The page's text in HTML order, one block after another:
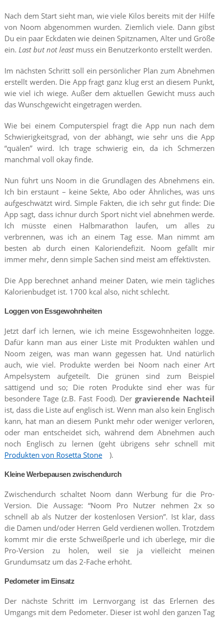
Nach dem Start sieht man, wie viele Kilos bereits mit der Hilfe
von Noom abgenommen wurden. Ziemlich viele. Dann gibst
Du ein paar Eckdaten wie deinen Spitznamen, Alter und Größe
ein. Last but not leastmuss ein Benutzerkonto erstellt werden.
Im nächsten Schritt soll ein persönlicher Plan zum Abnehmen
erstellt werden. Die App fragt ganz klug erst an diesem Punkt,
wie viel ich wiege. Außer dem aktuellen Gewicht muss auch
das Wunschgewicht eingetragen werden.
Wie bei einem Computerspiel fragt die App nun nach dem
Schwierigkeitsgrad, von der abhängt, wie sehr uns die App
“quälen” wird. Ich trage schwierig ein, da ich Schmerzen
manchmal voll okay finde.
Nun führt uns Noom in die Grundlagen des Abnehmens ein.
Ich bin erstaunt – keine Sekte, Abo oder Ähnliches, was uns
aufgeschwätzt wird. Simple Fakten, die ich sehr gut finde: Die
App sagt, dass ichnur durch Sport nicht viel abnehmen werde.
Ich müsste einen Halbmarathon laufen, um alles zu
verbrennen, was ich an einem Tag esse. Man nimmt am
besten ab durch einen Kaloriendefizit. Noom gefällt mir
immer mehr, denn simple Sachen sind meist am effektivsten.
Die App berechnet anhand meiner Daten, wie mein tägliches
Kalorienbudget ist. 1700 kcal also, nicht schlecht.
Loggen von Essgewohnheiten
Jetzt darf ich lernen, wie ich meine Essgewohnheiten logge.
Dafür kann man aus einer Liste mit Produkten wählen und
Noom zeigen, was man wann gegessen hat. Und natürlich
auch, wie viel. Produkte werden bei Noom nach einer Art
Ampelsystem aufgeteilt. Die grünen sind zum Beispiel
sättigend und so; Die roten Produkte sind eher was für
besondere Tage (z.B. Fast Food). Der gravierende Nachteil
ist, dass die Liste auf englisch ist. Wenn man also kein Englisch
kann, hat man an diesem Punkt mehr oder weniger verloren,
oder man entscheidet sich, während dem Abnehmen auch
noch Englisch zu lernen (geht übrigens sehr schnell mit
Produkten von Rosetta Stone
).
Kleine Werbepausen zwischendurch
Zwischendurch schaltet Noom dann Werbung für die Pro-
Version. Die Aussage: “Noom Pro Nutzer nehmen 2x so
schnell ab als Nutzer der kostenlosen Version”. Ist klar, dass
die Damen und/oder Herren Geld verdienen wollen. Trotzdem
kommt mir die erste Schweißperle und ich überlege, mir die
Pro-Version zu holen, weil sie ja vielleicht meinen
Grundumsatz um das 2-Fache erhöht.
Pedometer im Einsatz
Der nächste Schritt im Lernvorgang ist das Erlernen des
Umgangs mit dem Pedometer. Dieser ist wohl den ganzen Tag